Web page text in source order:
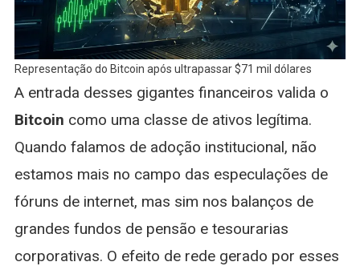
Representação do Bitcoin após ultrapassar $71 mil dólares
A entrada desses gigantes financeiros valida o
Bitcoin como uma classe de ativos legítima.
Quando falamos de adoção institucional, não
estamos mais no campo das especulações de
fóruns de internet, mas sim nos balanços de
grandes fundos de pensão e tesourarias
corporativas. O efeito de rede gerado por esses